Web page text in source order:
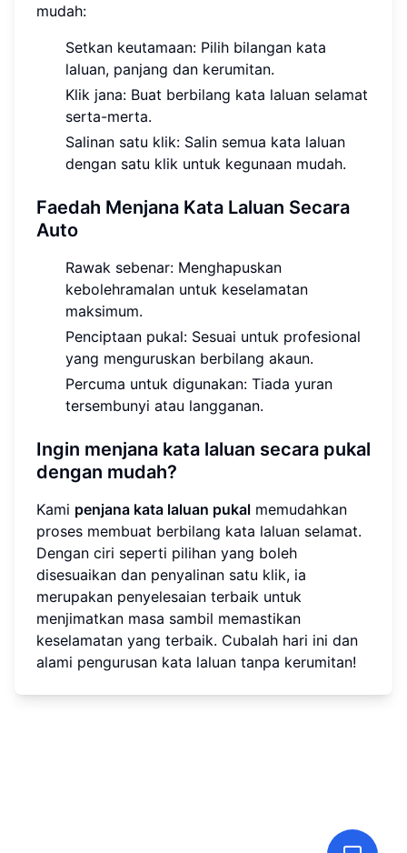
mudah:
Setkan keutamaan: Pilih bilangan kata
laluan, panjang dan kerumitan.
Klik jana: Buat berbilang kata laluan selamat
serta-merta.
Salinan satu klik: Salin semua kata laluan
dengan satu klik untuk kegunaan mudah.
Faedah Menjana Kata Laluan Secara
Auto
Rawak sebenar: Menghapuskan
kebolehramalan untuk keselamatan
maksimum.
Penciptaan pukal: Sesuai untuk profesional
yang menguruskan berbilang akaun.
Percuma untuk digunakan: Tiada yuran
tersembunyi atau langganan.
Ingin menjana kata laluan secara pukal
dengan mudah?
Kami penjana kata laluan pukal memudahkan
proses membuat berbilang kata laluan selamat.
Dengan ciri seperti pilihan yang boleh
disesuaikan dan penyalinan satu klik, ia
merupakan penyelesaian terbaik untuk
menjimatkan masa sambil memastikan
keselamatan yang terbaik. Cubalah hari ini dan
alami pengurusan kata laluan tanpa kerumitan!